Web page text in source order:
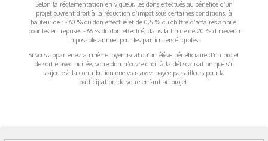
Selon la réglementation en vigueur, les dons effectués au bénéfice d’un
projet ouvrent droit à la réduction d’impôt sous certaines conditions, à
hauteur de : - 60 % du don effectué et de 0,5 % du chiffre d’affaires annuel
pour les entreprises - 66 % du don effectué, dans la limite de 20 % du revenu
imposable annuel pour les particuliers éligibles.
Si vous appartenez au même foyer fiscal qu’un élève bénéficiaire d’un projet
de sortie avec nuitée, votre don n’ouvre droit à la défiscalisation que s’il
s’ajoute à la contribution que vous avez payée par ailleurs pour la
participation de votre enfant au projet.